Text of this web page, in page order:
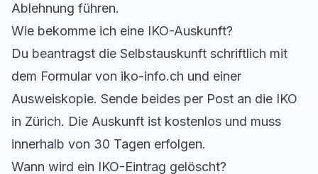
Ablehnung führen.
Wie bekomme ich eine IKO-Auskunft?
Du beantragst die Selbstauskunft schriftlich mit
dem Formular von iko-info.ch und einer
Ausweiskopie. Sende beides per Post an die IKO
in Zürich. Die Auskunft ist kostenlos und muss
innerhalb von 30 Tagen erfolgen.
Wann wird ein IKO-Eintrag gelöscht?